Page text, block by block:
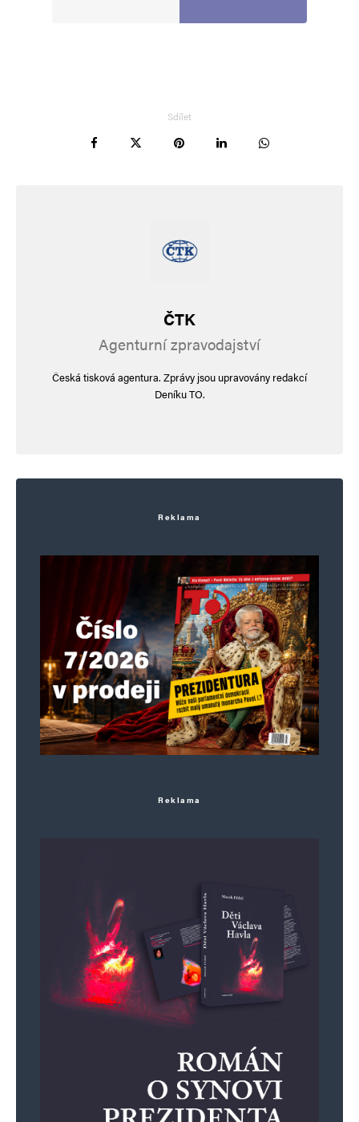
Sdílet
ČTK
Agenturní zpravodajství
Česká tisková agentura. Zprávy jsou upravovány redakcí
Deníku TO.
Reklama
Reklama